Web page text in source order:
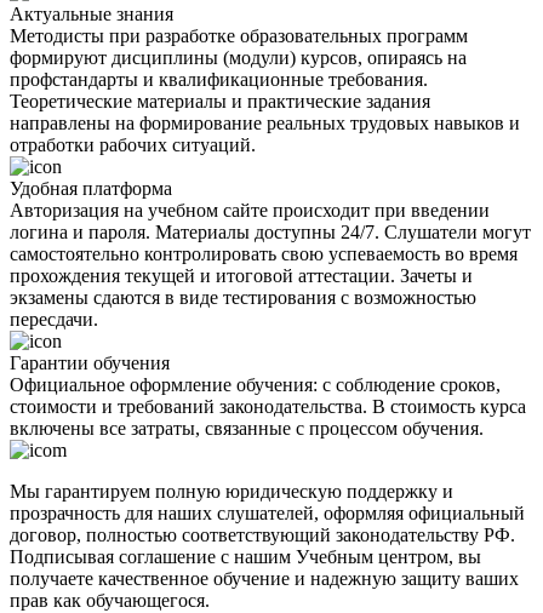
Актуальные знания
Методисты при разработке образовательных программ
формируют дисциплины (модули) курсов, опираясь на
профстандарты и квалификационные требования.
Теоретические материалы и практические задания
направлены на формирование реальных трудовых навыков и
отработки рабочих ситуаций.
Удобная платформа
Авторизация на учебном сайте происходит при введении
логина и пароля. Материалы доступны 24/7. Слушатели могут
самостоятельно контролировать свою успеваемость во время
прохождения текущей и итоговой аттестации. Зачеты и
экзамены сдаются в виде тестирования с возможностью
пересдачи.
Гарантии обучения
Официальное оформление обучения: с соблюдение сроков,
стоимости и требований законодательства. В стоимость курса
включены все затраты, связанные с процессом обучения.
Мы гарантируем полную юридическую поддержку и
прозрачность для наших слушателей, оформляя официальный
договор, полностью соответствующий законодательству РФ.
Подписывая соглашение с нашим Учебным центром, вы
получаете качественное обучение и надежную защиту ваших
прав как обучающегося.